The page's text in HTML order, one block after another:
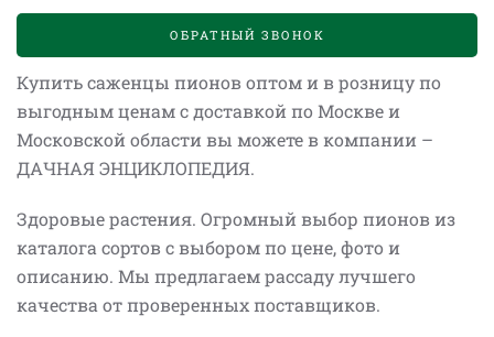
ОБРАТНЫЙ ЗВОНОК
Купить саженцы пионов оптом и в розницу по
выгодным ценам с доставкой по Москве и
Московской области вы можете в компании –
ДАЧНАЯ ЭНЦИКЛОПЕДИЯ.
Здоровые растения. Огромный выбор пионов из
каталога сортов с выбором по цене, фото и
описанию. Мы предлагаем рассаду лучшего
качества от проверенных поставщиков.